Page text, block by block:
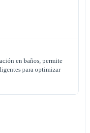
en baños, permite
para optimizar